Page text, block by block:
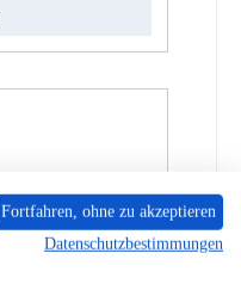
Fortfahren, ohne zu akzeptieren
Datenschutzbestimmungen